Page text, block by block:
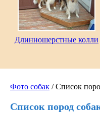
Фото собак / Список
Список пород
Длинношерстные колли